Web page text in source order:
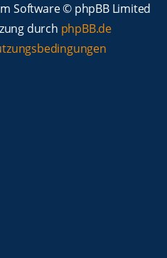
Software © phpBB Limited
durch phpBB.de